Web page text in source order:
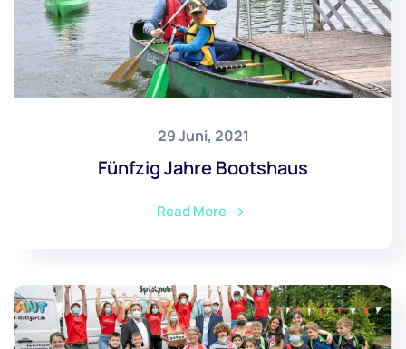
29 Juni, 2021
Fünfzig Jahre Bootshaus
Read More